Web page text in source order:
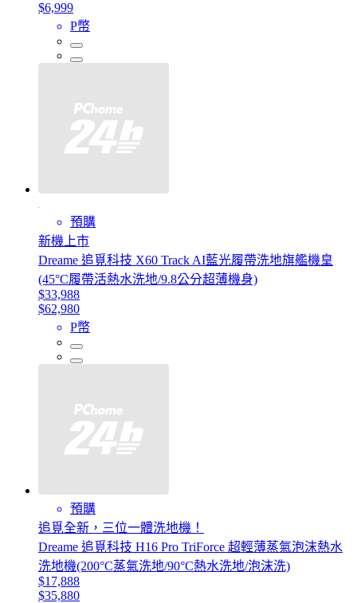
$6,999
P幣
預購
新機上市
Dreame 追覓科技 X60 Track AI藍光履帶洗地旗艦機皇
(45°C履帶活熱水洗地/9.8公分超薄機身)
$33,988
$62,980
P幣
預購
追覓全新，三位一體洗地機！
Dreame 追覓科技 H16 Pro TriForce 超輕薄蒸氣泡沫熱水
洗地機(200°C蒸氣洗地/90°C熱水洗地/泡沫洗)
$17,888
$35,880